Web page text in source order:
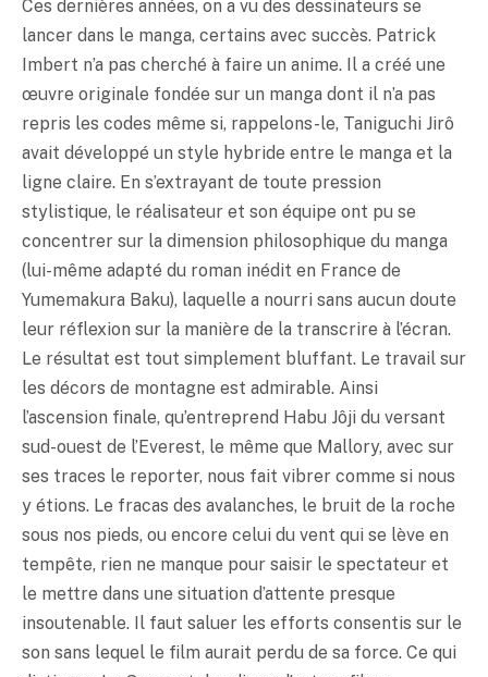
Ces dernières années, on a vu des dessinateurs se
lancer dans le manga, certains avec succès. Patrick
Imbert n’a pas cherché à faire un anime. Il a créé une
œuvre originale fondée sur un manga dont il n’a pas
repris les codes même si, rappelons-le, Taniguchi Jirô
avait développé un style hybride entre le manga et la
ligne claire. En s’extrayant de toute pression
stylistique, le réalisateur et son équipe ont pu se
concentrer sur la dimension philosophique du manga
(lui-même adapté du roman inédit en France de
Yumemakura Baku), laquelle a nourri sans aucun doute
leur réflexion sur la manière de la transcrire à l’écran.
Le résultat est tout simplement bluffant. Le travail sur
les décors de montagne est admirable. Ainsi
l’ascension finale, qu’entreprend Habu Jôji du versant
sud-ouest de l’Everest, le même que Mallory, avec sur
ses traces le reporter, nous fait vibrer comme si nous
y étions. Le fracas des avalanches, le bruit de la roche
sous nos pieds, ou encore celui du vent qui se lève en
tempête, rien ne manque pour saisir le spectateur et
le mettre dans une situation d’attente presque
insoutenable. Il faut saluer les efforts consentis sur le
son sans lequel le film aurait perdu de sa force. Ce qui